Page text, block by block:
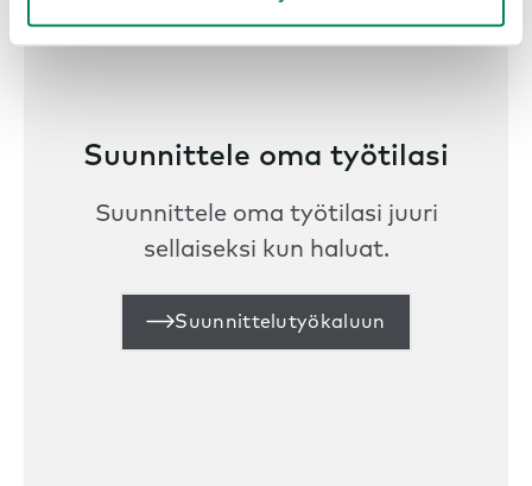
Suunnittele oma työtilasi
Suunnittele oma työtilasi juuri
sellaiseksi kun haluat.
Suunnittelutyökaluun